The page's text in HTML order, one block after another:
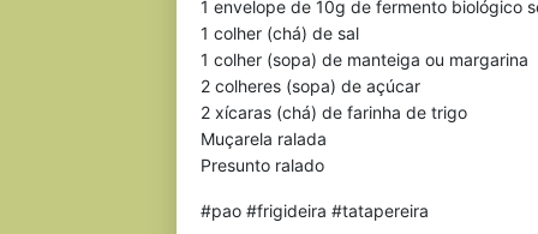
1 envelope de 10g de fermento biológico
1 colher (chá) de sal
1 colher (sopa) de manteiga ou margarina
2 colheres (sopa) de açúcar
2 xícaras (chá) de farinha de trigo
Muçarela ralada
Presunto ralado
#pao #frigideira #tatapereira